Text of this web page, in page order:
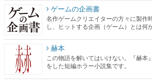
ゲームの企画書
名作ゲームクリエイターの方々に製作
し、ヒットする企画（ゲーム）とは何
赫本
この物語を解いてはいけない。『赫本
をした短編ホラー小説集です。